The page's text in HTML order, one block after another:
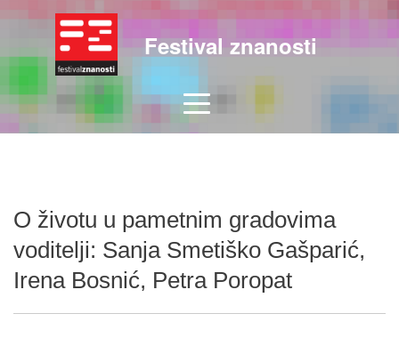
Festival znanosti
O životu u pametnim gradovima
voditelji: Sanja Smetiško Gašparić,
Irena Bosnić, Petra Poropat